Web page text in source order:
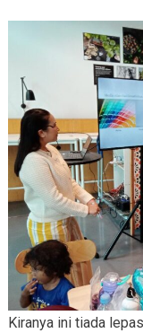
Kiranya ini tiada